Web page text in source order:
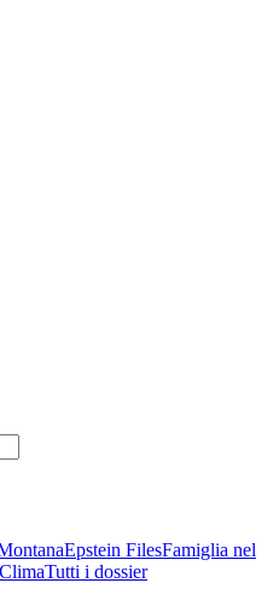
Epstein FilesFamiglia nel
Tutti i dossier